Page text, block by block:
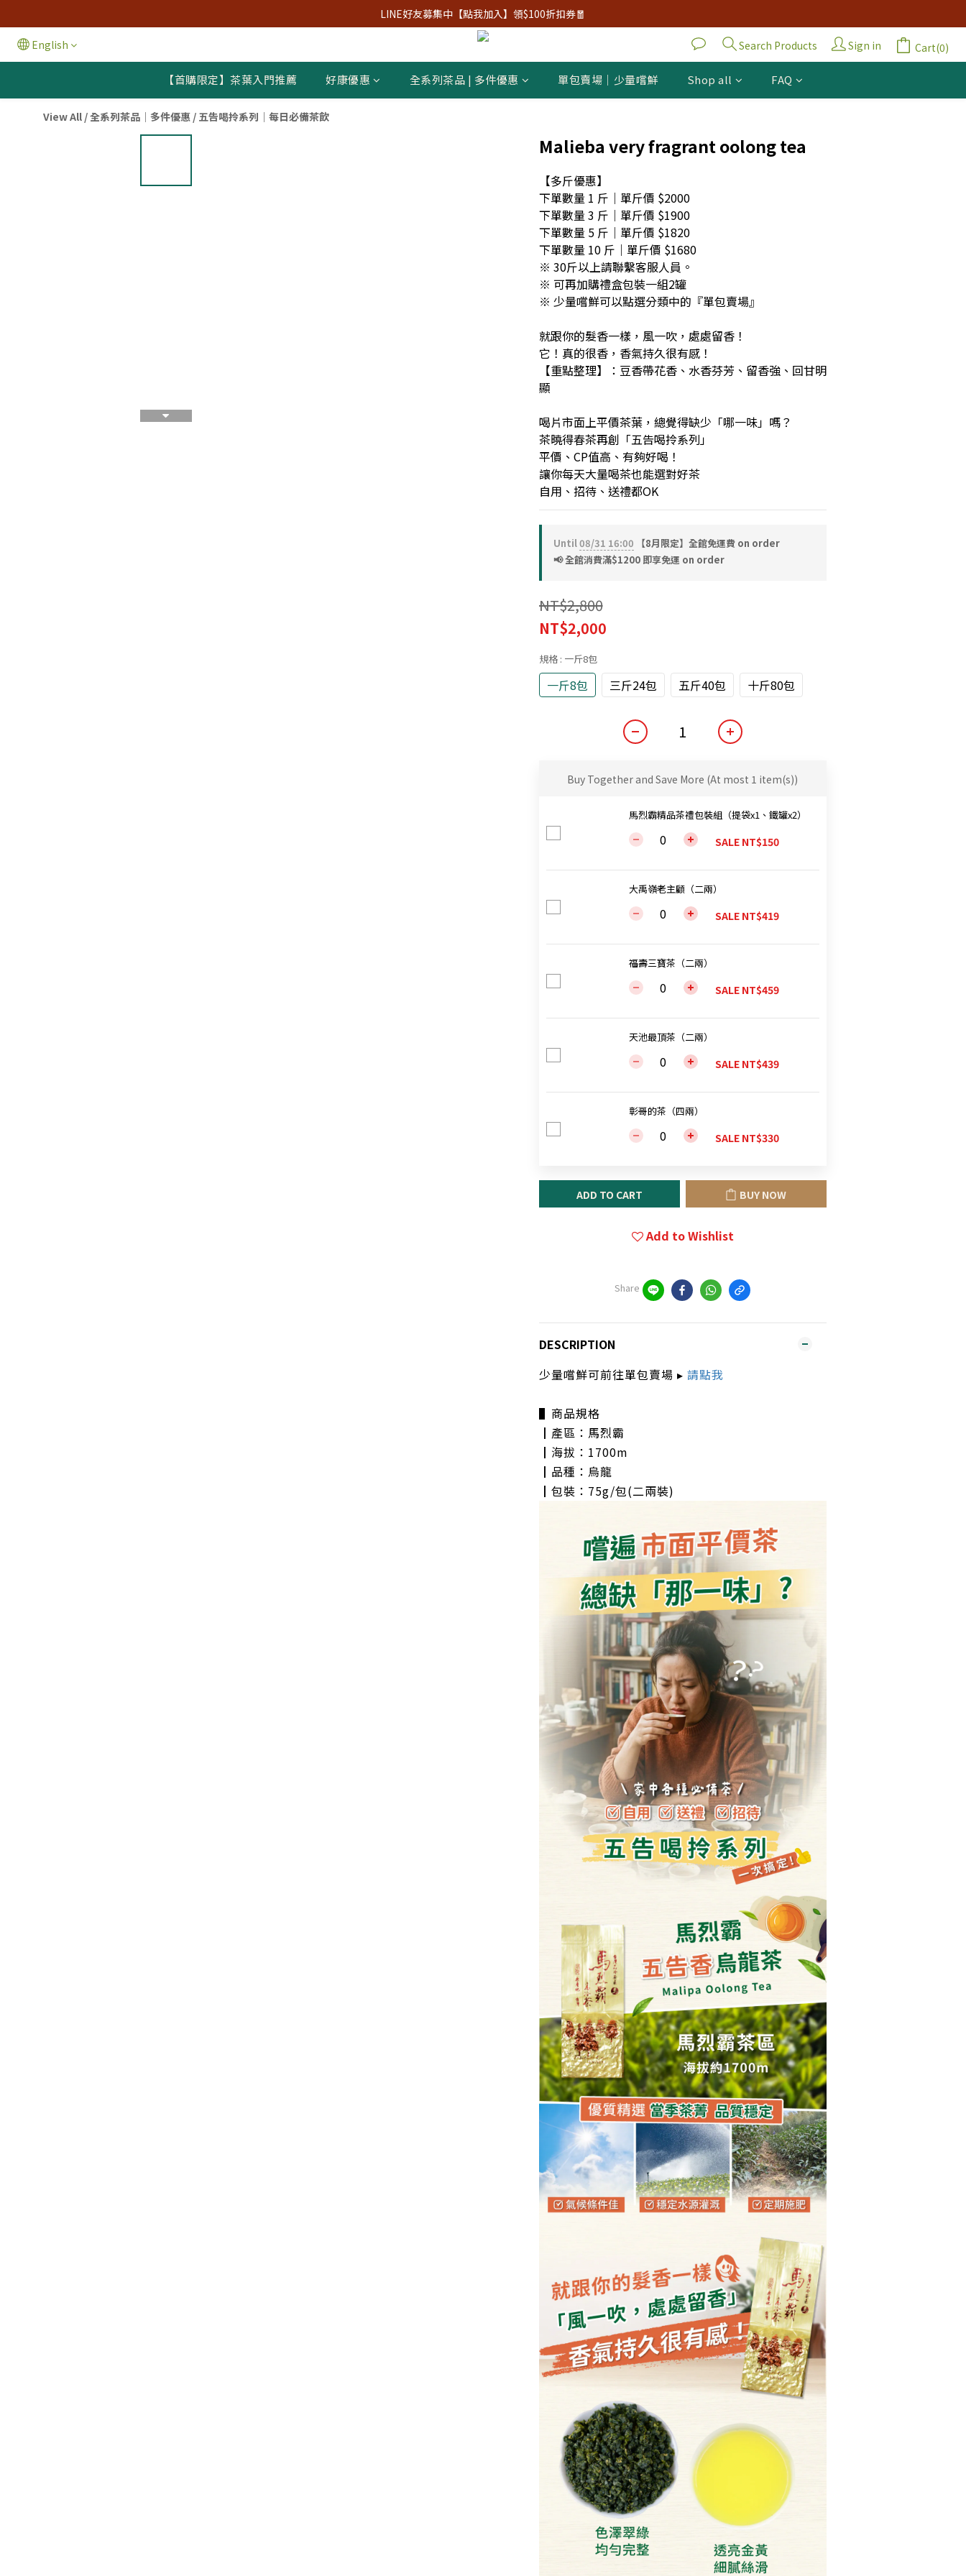
LINE好友募集中【點我加入】領$100折扣券🧧
English Search Products Sign in Cart(0)
【首購限定】茶葉入門推薦 好康優惠 全系列茶品 | 多件優惠 單包賣場｜少量嚐鮮 Shop all FAQ
View All /全系列茶品｜多件優惠 / 五告喝拎系列｜每日必備茶飲
Malieba very fragrant oolong tea
【多斤優惠】
下單數量 1 斤｜單斤價 $2000
下單數量 3 斤｜單斤價 $1900
下單數量 5 斤｜單斤價 $1820
下單數量 10 斤｜單斤價 $1680
※ 30斤以上請聯繫客服人員。
※ 可再加購禮盒包裝一組2罐
※ 少量嚐鮮可以點選分類中的『單包賣場』
就跟你的髮香一樣，風一吹，處處留香！
它！真的很香，香氣持久很有感！
【重點整理】：豆香帶花香、水香芬芳、留香強、回甘明
顯
喝片市面上平價茶葉，總覺得缺少「哪一味」嗎？
茶曉得春茶再創「五告喝拎系列」
平價、CP值高、有夠好喝！
讓你每天大量喝茶也能選對好茶
自用、招待、送禮都OK
Until08/31 16:00 【8月限定】全館免運費 on order
📢 全館消費滿$1200 即享免運 on order
NT$2,800
NT$2,000
規格 : 一斤8包
一斤8包 三斤24包 五斤40包 十斤80包
Buy Together and Save More (At most 1 item(s))
馬烈霸精品茶禮包裝組（提袋x1、鐵罐x2）
SALE NT$150
大禹嶺老主顧（二兩）
SALE NT$419
福壽三寶茶（二兩）
SALE NT$459
天池最頂茶（二兩）
SALE NT$439
彰哥的茶（四兩）
SALE NT$330
ADD TO CART BUY NOW
Add to Wishlist
Share
DESCRIPTION
少量嚐鮮可前往單包賣場 ▸ 請點我
▌商品規格
┃產區：馬烈霸
┃海拔：1700m
┃品種：烏龍
┃包裝：75g/包(二兩裝)